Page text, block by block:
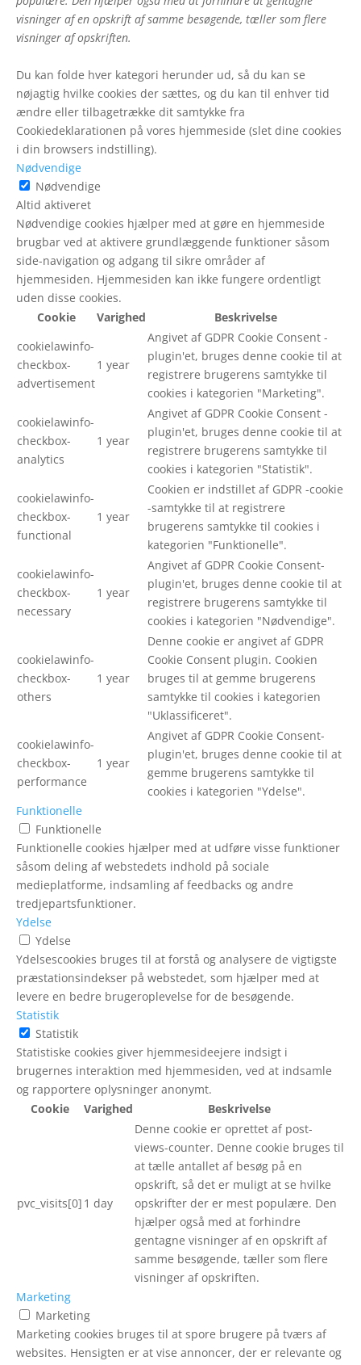
visninger af en opskrift af samme besøgende, tæller som flere
visninger af opskriften.
Du kan folde hver kategori herunder ud, så du kan se
nøjagtig hvilke cookies der sættes, og du kan til enhver tid
ændre eller tilbagetrække dit samtykke fra
Cookiedeklarationen på vores hjemmeside (slet dine cookies
i din browsers indstilling).
Nødvendige
Nødvendige
Altid aktiveret
Nødvendige cookies hjælper med at gøre en hjemmeside
brugbar ved at aktivere grundlæggende funktioner såsom
side-navigation og adgang til sikre områder af
hjemmesiden. Hjemmesiden kan ikke fungere ordentligt
uden disse cookies.
Cookie
Varighed
Beskrivelse
cookielawinfo-
checkbox-
advertisement
1 year
Angivet af GDPR Cookie Consent -
plugin'et, bruges denne cookie til at
registrere brugerens samtykke til
cookies i kategorien "Marketing".
cookielawinfo-
checkbox-
analytics
1 year
Angivet af GDPR Cookie Consent -
plugin'et, bruges denne cookie til at
registrere brugerens samtykke til
cookies i kategorien "Statistik".
cookielawinfo-
checkbox-
functional
1 year
Cookien er indstillet af GDPR -cookie
-samtykke til at registrere
brugerens samtykke til cookies i
kategorien "Funktionelle".
cookielawinfo-
checkbox-
necessary
1 year
Angivet af GDPR Cookie Consent-
plugin'et, bruges denne cookie til at
registrere brugerens samtykke til
cookies i kategorien "Nødvendige".
cookielawinfo-
checkbox-
others
1 year
Denne cookie er angivet af GDPR
Cookie Consent plugin. Cookien
bruges til at gemme brugerens
samtykke til cookies i kategorien
"Uklassificeret".
cookielawinfo-
checkbox-
performance
1 year
Angivet af GDPR Cookie Consent-
plugin'et, bruges denne cookie til at
gemme brugerens samtykke til
cookies i kategorien "Ydelse".
Funktionelle
Funktionelle
Funktionelle cookies hjælper med at udføre visse funktioner
såsom deling af webstedets indhold på sociale
medieplatforme, indsamling af feedbacks og andre
tredjepartsfunktioner.
Ydelse
Ydelse
Ydelsescookies bruges til at forstå og analysere de vigtigste
præstationsindekser på webstedet, som hjælper med at
levere en bedre brugeroplevelse for de besøgende.
Statistik
Statistik
Statistiske cookies giver hjemmesideejere indsigt i
brugernes interaktion med hjemmesiden, ved at indsamle
og rapportere oplysninger anonymt.
Cookie
Varighed Beskrivelse
pvc_visits[0] 1 day
Denne cookie er oprettet af post-
views-counter. Denne cookie bruges til
at tælle antallet af besøg på en
opskrift, så det er muligt at se hvilke
opskrifter der er mest populære. Den
hjælper også med at forhindre
gentagne visninger af en opskrift af
samme besøgende, tæller som flere
visninger af opskriften.
Marketing
Marketing
Marketing cookies bruges til at spore brugere på tværs af
websites. Hensigten er at vise annoncer, der er relevante og